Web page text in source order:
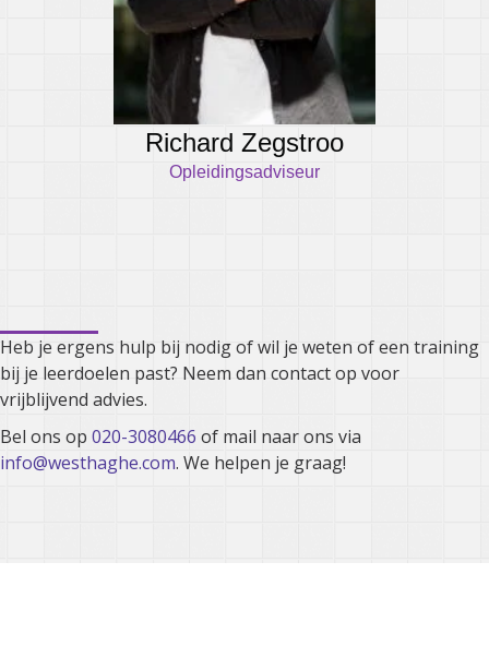
Richard Zegstroo
Opleidingsadviseur
Heb je ergens hulp bij nodig of wil je weten of een training
bij je leerdoelen past? Neem dan contact op voor
vrijblijvend advies.
Bel ons op 020-3080466 of mail naar ons via
info@westhaghe.com. We helpen je graag!